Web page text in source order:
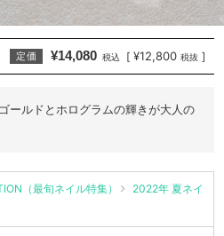
定価 ¥14,080 税込 [ ¥12,800 税抜 ]
ールドとホログラムの輝きが大人の
（最旬ネイル特集）
2022年 夏ネイ